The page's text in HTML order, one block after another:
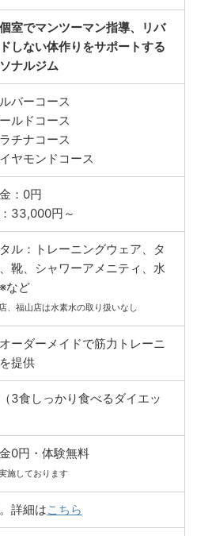
室でマンツーマン指導、リバ
しない体作りをサポートする
ナルジム
バーコース
ルドコース
チナコース
ヤモンドコース
：0円
33,000円～
ル：トレーニングウェア、タ
靴、シャワーアメニティ、水
など
、福山店は水素水の取り扱いなし
ーダーメイドで筋力トレーニ
提供
3食しっかり食べるダイエッ
0円・体験無料
施しております
詳細はこちら